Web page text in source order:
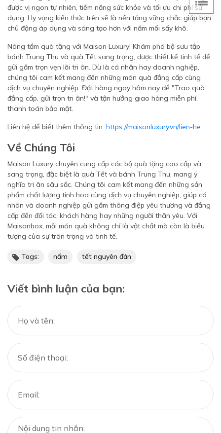
được vị ngon tự nhiên, tiềm năng sức khỏe và tối ưu chi phí sử
dụng. Hy vọng kiến thức trên sẽ là nền tảng vững chắc giúp bạn
chủ động áp dụng và sáng tạo hơn với nấm mối sấy khô.
Nâng tầm quà tặng với Maison Luxury! Khám phá bộ sưu tập
bánh Trung Thu và quà Tết sang trọng, được thiết kế tinh tế để
gửi gắm trọn vẹn lời tri ân. Dù là cá nhân hay doanh nghiệp,
chúng tôi cam kết mang đến những món quà đẳng cấp cùng
dịch vụ chuyên nghiệp. Đặt hàng ngay hôm nay để "Trao quà
đẳng cấp, gửi trọn tri ân!" và tận hưởng giao hàng miễn phí,
thanh toán bảo mật.
Liên hệ để biết thêm thông tin: https://maisonluxury.vn/lien-he
Về Chúng Tôi
Maison Luxury chuyên cung cấp các bộ quà tặng cao cấp và
sang trọng, đặc biệt là quà Tết và bánh Trung Thu, mang ý
nghĩa tri ân sâu sắc. Chúng tôi cam kết mang đến những sản
phẩm chất lượng tinh hoa cùng dịch vụ chuyên nghiệp, giúp cá
nhân và doanh nghiệp gửi gắm thông điệp yêu thương và đẳng
cấp đến đối tác, khách hàng hay những người thân yêu. Với
Maisonbox, mỗi món quà không chỉ là vật chất mà còn là biểu
tượng của sự trân trọng và tinh tế.
Tags: nấm tết nguyên đán
Viết bình luận của bạn: